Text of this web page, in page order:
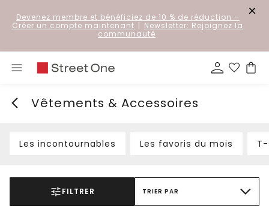
Devenez membre et bénéficiez de 10 % de réduction –
Créer un compte maintenant | Newsletter: Rejoignez la
communauté
Vêtements & Accessoires
Les incontournables Les favoris du mois
FILTRER TRIER PAR